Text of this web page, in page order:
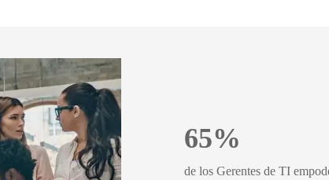
65%
de los Gerentes de TI